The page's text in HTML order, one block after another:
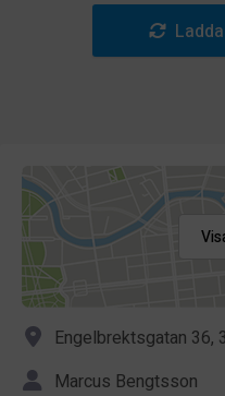
Engelbrektsgatan 36,
Marcus Bengtsson